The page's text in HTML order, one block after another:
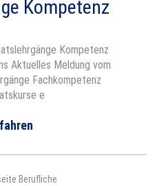
Kompetenz
Kompetenz
Aktuelles Meldung vom
Fachkompetenz
e
Berufliche